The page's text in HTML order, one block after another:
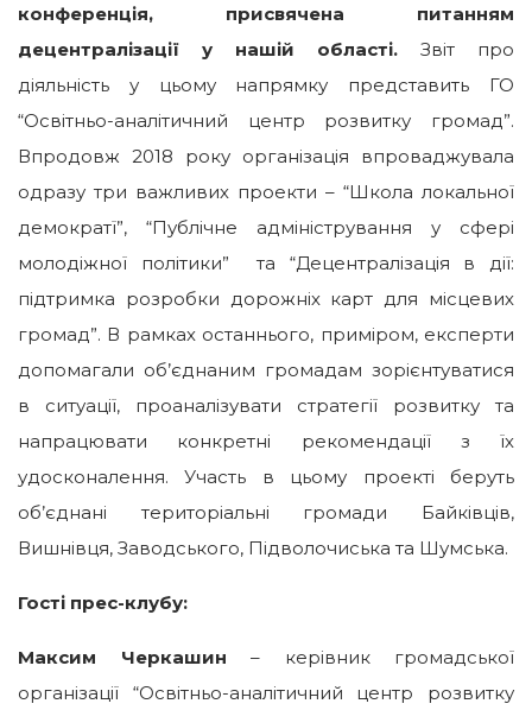
конференція, присвячена питанням
децентралізації у нашій області. Звіт про
діяльність у цьому напрямку представить ГО
“Освітньо-аналітичний центр розвитку громад”.
Впродовж 2018 року організація впроваджувала
одразу три важливих проекти – “Школа локальної
демократї”, “Публічне адміністрування у сфері
молодіжної політики” та “Децентралізація в дії:
підтримка розробки дорожніх карт для місцевих
громад”. В рамках останнього, приміром, експерти
допомагали об’єднаним громадам зорієнтуватися
в ситуації, проаналізувати стратегії розвитку та
напрацювати конкретні рекомендації з їх
удосконалення. Участь в цьому проекті беруть
об’єднані територіальні громади Байківців,
Вишнівця, Заводського, Підволочиська та Шумська.
Гості прес-клубу:
Максим Черкашин – керівник громадської
організації “Освітньо-аналітичний центр розвитку